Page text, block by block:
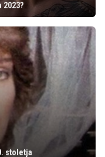
stoletja